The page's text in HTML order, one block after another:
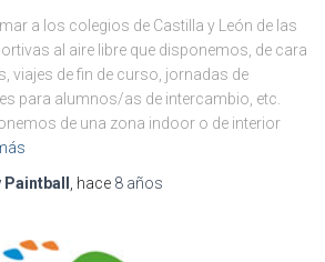
a los colegios de Castilla y León de las
al aire libre que disponemos, de cara
viajes de fin de curso, jornadas de
para alumnos/as de intercambio, etc.
de una zona indoor o de interior
Paintball , hace 8 años